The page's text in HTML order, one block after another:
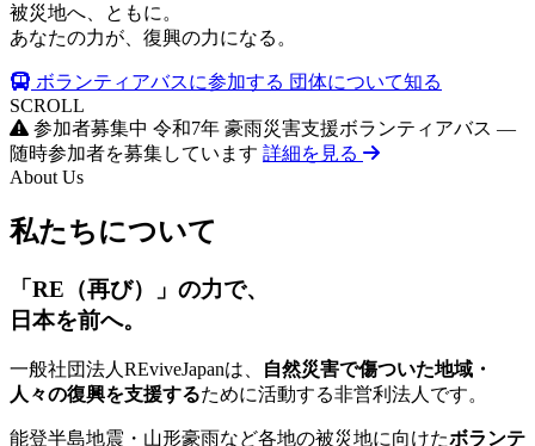
被災地へ、ともに。
あなたの力が、復興の力になる。
ボランティアバスに参加する 団体について知る
SCROLL
参加者募集中 令和7年 豪雨災害支援ボランティアバス —
随時参加者を募集しています 詳細を見る
About Us
私たちについて
「RE（再び）」の力で、
日本を前へ。
一般社団法人REviveJapanは、
自然災害で傷ついた地域・
人々の復興を支援するために活動する非営利法人です。
能登半島地震・山形豪雨など各地の被災地に向けたボランテ